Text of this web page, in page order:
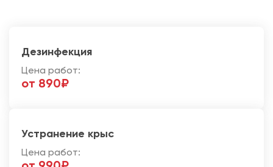
Дезинфекция
Цена работ:
от 890₽
Устранение крыс
Цена работ: